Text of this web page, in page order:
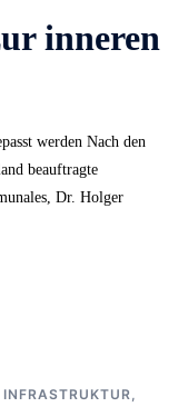
inneren
werden Nach den
beauftragte
Dr. Holger
INFRASTRUKTUR,